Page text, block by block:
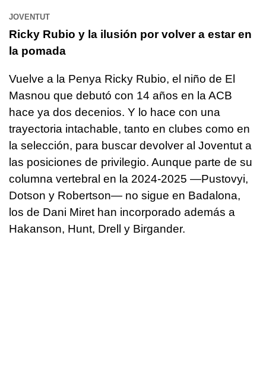
JOVENTUT
Ricky Rubio y la ilusión por volver a estar en
la pomada
Vuelve a la Penya Ricky Rubio, el niño de El
Masnou que debutó con 14 años en la ACB
hace ya dos decenios. Y lo hace con una
trayectoria intachable, tanto en clubes como en
la selección, para buscar devolver al Joventut a
las posiciones de privilegio. Aunque parte de su
columna vertebral en la 2024-2025 —Pustovyi,
Dotson y Robertson— no sigue en Badalona,
los de Dani Miret han incorporado además a
Hakanson, Hunt, Drell y Birgander.